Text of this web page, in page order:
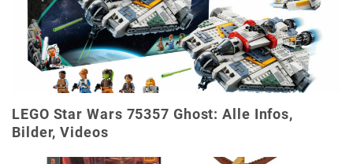
LEGO Star Wars 75357 Ghost: Alle Infos,
Bilder, Videos